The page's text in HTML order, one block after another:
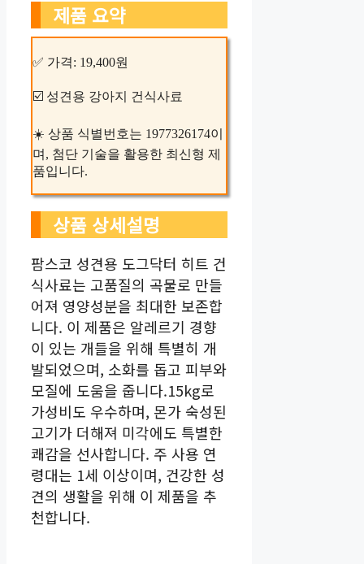
제품 요약
✅ 가격: 19,400원
☑️ 성견용 강아지 건식사료
☀️ 상품 식별번호는 1977326174이
며, 첨단 기술을 활용한 최신형 제
품입니다.
상품 상세설명
팜스코 성견용 도그닥터 히트 건
식사료는 고품질의 곡물로 만들
어져 영양성분을 최대한 보존합
니다. 이 제품은 알레르기 경향
이 있는 개들을 위해 특별히 개
발되었으며, 소화를 돕고 피부와
모질에 도움을 줍니다.15kg로
가성비도 우수하며, 몬가 숙성된
고기가 더해져 미각에도 특별한
쾌감을 선사합니다. 주 사용 연
령대는 1세 이상이며, 건강한 성
견의 생활을 위해 이 제품을 추
천합니다.